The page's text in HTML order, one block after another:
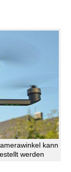
kann
werden